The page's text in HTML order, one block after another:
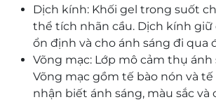
Dịch kính: Khối gel trong suốt
thể tích nhãn cầu. Dịch kính
ổn định và cho ánh sáng đi qua
Võng mạc: Lớp mô cảm thụ ánh
Võng mạc gồm tế bào nón và tế
nhận biết ánh sáng, màu sắc và